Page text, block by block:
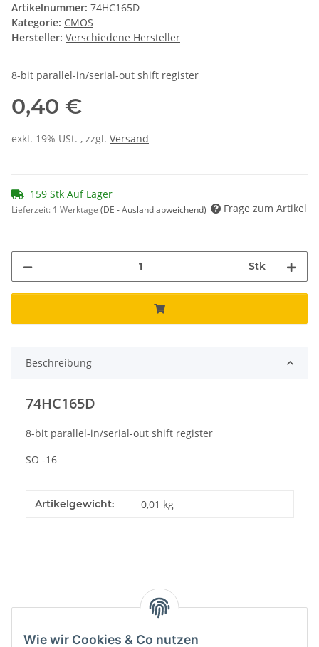
Wie wir Cookies & Co nutzen
Artikelnummer: 74HC165D
Kategorie: CMOS
Hersteller: Verschiedene Hersteller
8-bit parallel-in/serial-out shift register
0,40 €
exkl. 19% USt. , zzgl. Versand
159 Stk Auf Lager
Lieferzeit: 1 Werktage (DE - Ausland abweichend) Frage zum Artikel
Stk
Beschreibung
74HC165D
8-bit parallel-in/serial-out shift register
SO -16
Produkteigenschaft
Wert
Artikelgewicht: 0,01 kg
Kategorien